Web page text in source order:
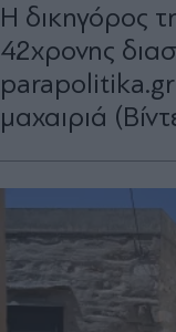
Η δικηγόρος
42χρονης
μαχαιριά